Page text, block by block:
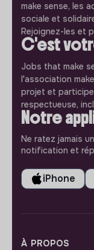
make sense, les
sociale et
Rejoignez-les et
C'est
Jobs that make
l'association
projet et
respectueuse,
Notre
Ne ratez jamais
notification et
iPhone
À PROPOS